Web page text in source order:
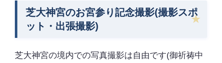
芝大神宮のお宮参り記念撮影(撮影スポ
ット・出張撮影)
芝大神宮の境内での写真撮影は自由です(御祈祷中